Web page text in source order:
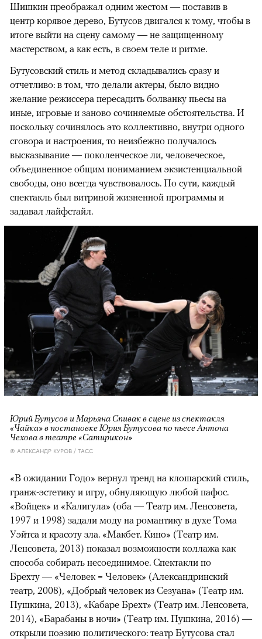
Шишкин преображал одним жестом — поставив в
центр корявое дерево, Бутусов двигался к тому, чтобы в
итоге выйти на сцену самому — не защищенному
мастерством, а как есть, в своем теле и ритме.
Бутусовский стиль и метод складывались сразу и
отчетливо: в том, что делали актеры, было видно
желание режиссера пересадить болванку пьесы на
иные, игровые и заново сочиняемые обстоятельства. И
поскольку сочинялось это коллективно, внутри одного
сговора и настроения, то неизбежно получалось
высказывание — поколенческое ли, человеческое,
объединенное общим пониманием экзистенциальной
свободы, оно всегда чувствовалось. По сути, каждый
спектакль был витриной жизненной программы и
задавал лайфстайл.
Юрий Бутусов и Марьяна Спивак в сцене из спектакля
«Чайка» в постановке Юрия Бутусова по пьесе Антона
Чехова в театре «Сатирикон»
© АЛЕКСАНДР КУРОВ / ТАСС
«В ожидании Годо» вернул тренд на клошарский стиль,
гранж-эстетику и игру, обнуляющую любой пафос.
«Войцек» и «Калигула» (оба — Театр им. Ленсовета,
1997 и 1998) задали моду на романтику в духе Тома
Уэйтса и красоту зла. «Макбет. Кино» (Театр им.
Ленсовета, 2013) показал возможности коллажа как
способа собирать несоединимое. Спектакли по
Брехту — «Человек = Человек» (Александринский
театр, 2008), «Добрый человек из Сезуана» (Театр им.
Пушкина, 2013), «Кабаре Брехт» (Театр им. Ленсовета,
2014), «Барабаны в ночи» (Театр им. Пушкина, 2016) —
открыли поэзию политического: театр Бутусова стал